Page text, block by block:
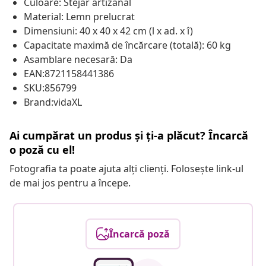
Material: Lemn prelucrat
Dimensiuni: 40 x 40 x 42 cm (l x ad. x î)
Capacitate maximă de încărcare (totală): 60 kg
Asamblare necesară: Da
EAN:8721158441386
SKU:856799
Brand:vidaXL
Ai cumpărat un produs și ți-a plăcut? Încarcă
o poză cu el!
Fotografia ta poate ajuta alți clienți. Folosește link-ul
de mai jos pentru a începe.
Încarcă poză